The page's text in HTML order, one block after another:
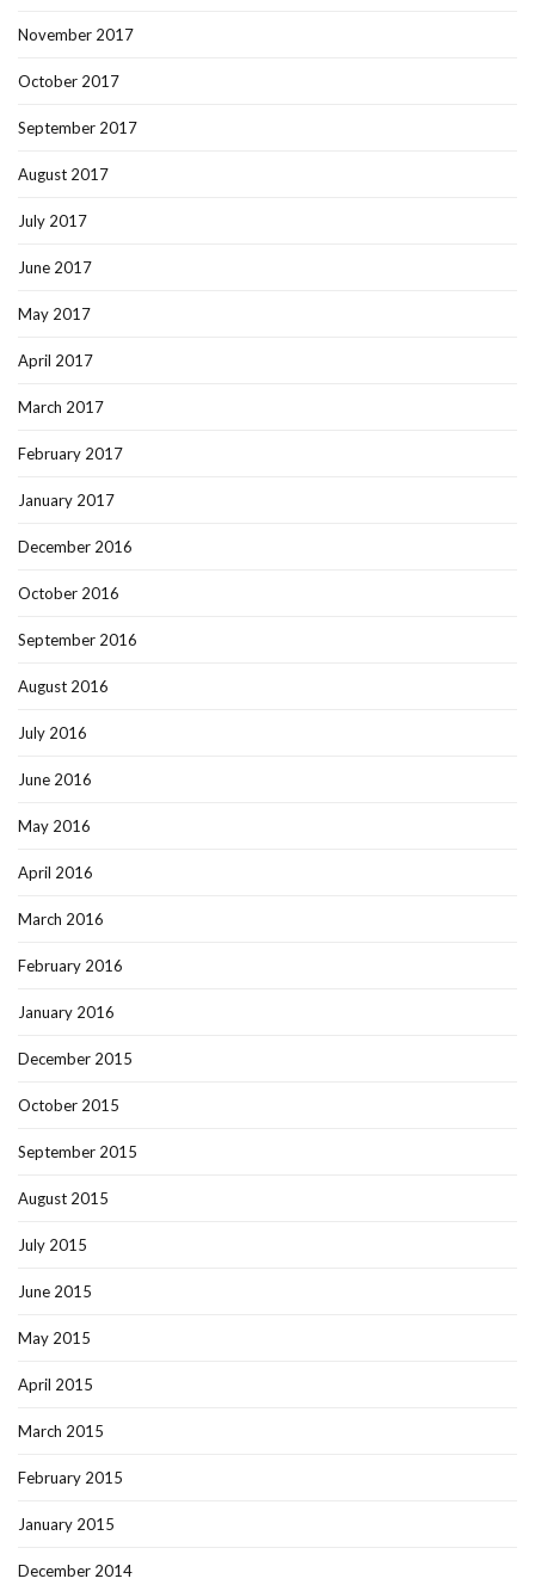
November 2017
October 2017
September 2017
August 2017
July 2017
June 2017
May 2017
April 2017
March 2017
February 2017
January 2017
December 2016
October 2016
September 2016
August 2016
July 2016
June 2016
May 2016
April 2016
March 2016
February 2016
January 2016
December 2015
October 2015
September 2015
August 2015
July 2015
June 2015
May 2015
April 2015
March 2015
February 2015
January 2015
December 2014